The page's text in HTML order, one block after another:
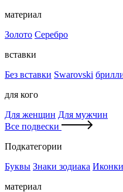
материал
Золото Серебро
вставки
Без вставки Swarovski
для кого
Для женщин Для мужчин
Все подвески
Подкатегории
Буквы Знаки зодиака Иконки
материал